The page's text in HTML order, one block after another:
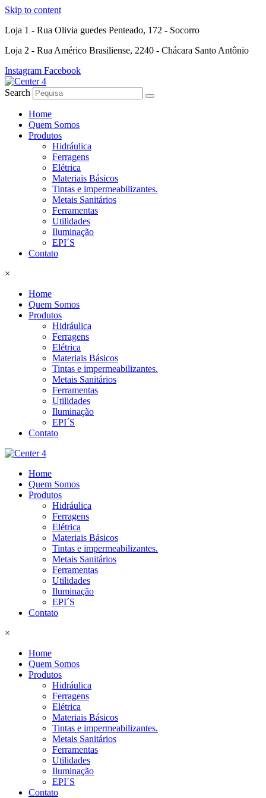
Skip to content
Loja 1 - Rua Olivia guedes Penteado, 172 - Socorro
Loja 2 - Rua Américo Brasiliense, 2240 - Chácara Santo Antônio
Instagram Facebook
Search
Home
Quem Somos
Produtos
Hidráulica
Ferragens
Elétrica
Materiais Básicos
Tintas e impermeabilizantes.
Metais Sanitários
Ferramentas
Utilidades
Iluminação
EPI´S
Contato
×
Home
Quem Somos
Produtos
Hidráulica
Ferragens
Elétrica
Materiais Básicos
Tintas e impermeabilizantes.
Metais Sanitários
Ferramentas
Utilidades
Iluminação
EPI´S
Contato
Home
Quem Somos
Produtos
Hidráulica
Ferragens
Elétrica
Materiais Básicos
Tintas e impermeabilizantes.
Metais Sanitários
Ferramentas
Utilidades
Iluminação
EPI´S
Contato
×
Home
Quem Somos
Produtos
Hidráulica
Ferragens
Elétrica
Materiais Básicos
Tintas e impermeabilizantes.
Metais Sanitários
Ferramentas
Utilidades
Iluminação
EPI´S
Contato